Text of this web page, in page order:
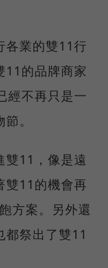
各業的雙11行
11的品牌商家
經不再只是一
。
雙11，像是遠
雙11的機會再
方案。另外還
都祭出了雙11